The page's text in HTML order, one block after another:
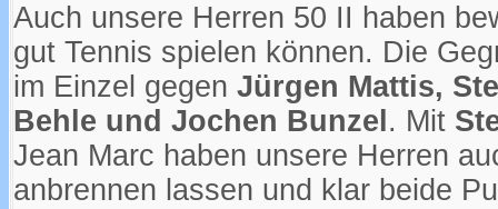
Auch unsere Herren 50 II haben
gut Tennis spielen können. Die
im Einzel gegen Jürgen Mattis,
Behle und Jochen Bunzel . Mit
Jean Marc haben unsere Herren
anbrennen lassen und klar beide